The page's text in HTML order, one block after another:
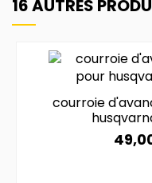
16 AUTRES
courroie